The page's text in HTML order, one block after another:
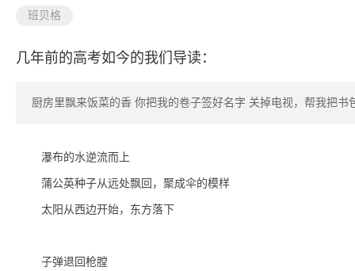
班贝格
几年前的高考如今的我们导读：
厨房里飘来饭菜的香 你把我的卷子签好名字 关掉电视，帮我把书
瀑布的水逆流而上
蒲公英种子从远处飘回，聚成伞的模样
太阳从西边开始，东方落下
子弹退回枪膛